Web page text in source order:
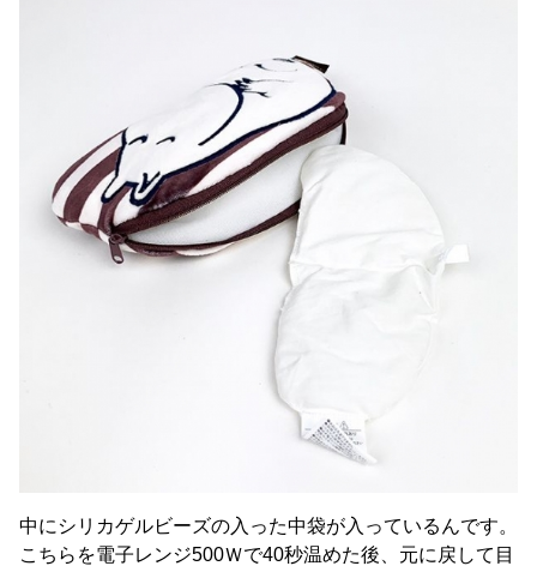
中にシリカゲルビーズの入った中袋が入っているんです。
こちらを電子レンジ500Ｗで40秒温めた後、元に戻して目